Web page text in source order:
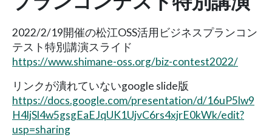
2022/2/19開催の松江OSS活用ビジネスプランコン
テスト特別講演スライド
https://www.shimane-oss.org/biz-contest2022/
リンクが潰れていないgoogle slide版
https://docs.google.com/presentation/d/16uP5lw9
H4ljSl4w5gsgEaEJqUK1UjvC6rs4xjrE0kWk/edit?
usp=sharing